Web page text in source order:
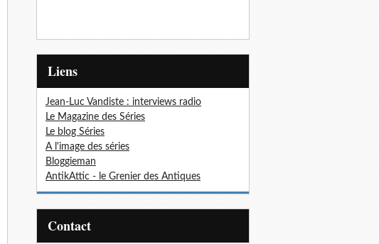
Liens
Jean-Luc Vandiste : interviews radio
Le Magazine des Séries
Le blog Séries
A l'image des séries
Bloggieman
AntikAttic - le Grenier des Antiques
Contact